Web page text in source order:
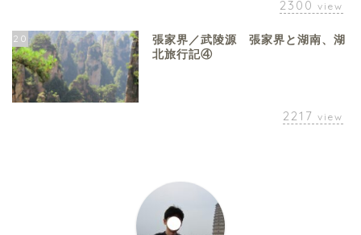
2300 view
20
張家界／武陵源 張家界と湖南、湖
北旅行記④
2217 view